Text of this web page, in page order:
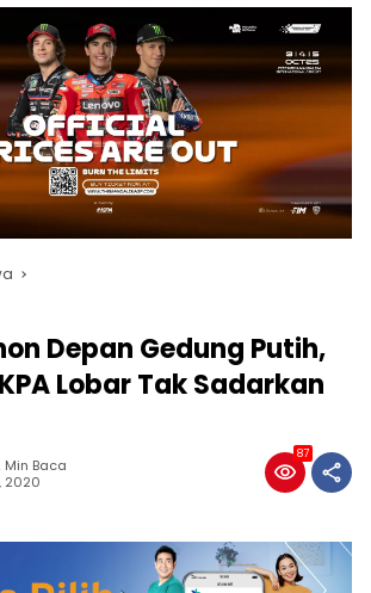
Depan Gedung Putih,
Lobar Tak Sadarkan
Min Baca
2020
87